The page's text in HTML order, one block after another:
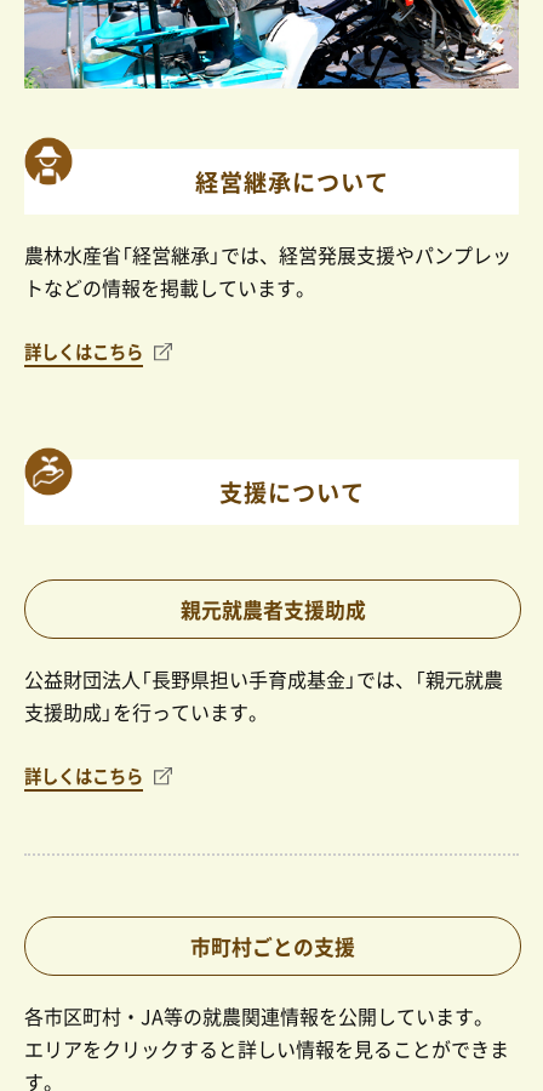
経営継承について
農林水産省「経営継承」では、経営発展支援やパンプレッ
トなどの情報を掲載しています。
詳しくはこちら
支援について
親元就農者支援助成
公益財団法人「長野県担い手育成基金」では、「親元就農
支援助成」を行っています。
詳しくはこちら
市町村ごとの支援
各市区町村・JA等の就農関連情報を公開しています。
エリアをクリックすると詳しい情報を見ることができま
す。